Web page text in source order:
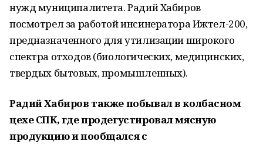
нужд муниципалитета. Радий Хабиров
посмотрел за работой инсинератора Ижтел-200,
предназначенного для утилизации широкого
спектра отходов (биологических, медицинских,
твердых бытовых, промышленных).
Радий Хабиров также побывал в колбасном
цехе СПК, где продегустировал мясную
продукцию и пообщался с